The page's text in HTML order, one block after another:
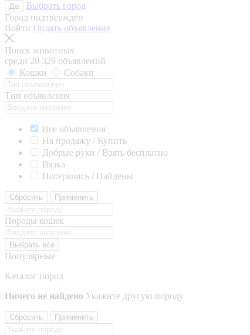
Да
Выбрать город
Город подтверждён
Войти Подать объявление
Поиск животных
среди 20 329 объявлений
Кошки
Собаки
Тип объявления
Все объявления
На продажу / Купить
Добрые руки / Взять бесплатно
Вязка
Потерялись / Найдены
Сбросить Применить
Породы кошек
Выбрать все
Популярные
Каталог пород
Ничего не найдено Укажите другую породу
Сбросить Применить